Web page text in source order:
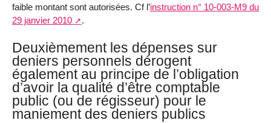
faible montant sont autorisées. Cf l’instruction n° 10-003-M9 du
29 janvier 2010
.
Deuxièmement les dépenses sur
deniers personnels dérogent
également au principe de l’obligation
d’avoir la qualité d’être comptable
public (ou de régisseur) pour le
maniement des deniers publics